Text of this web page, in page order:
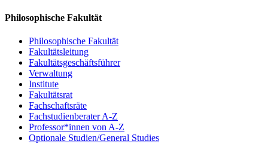
Philosophische Fakultät
Philosophische Fakultät
Fakultätsleitung
Fakultätsgeschäftsführer
Verwaltung
Institute
Fakultätsrat
Fachschaftsräte
Fachstudienberater A-Z
Professor*innen von A-Z
Optionale Studien/General Studies